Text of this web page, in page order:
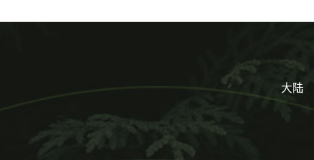
大陆